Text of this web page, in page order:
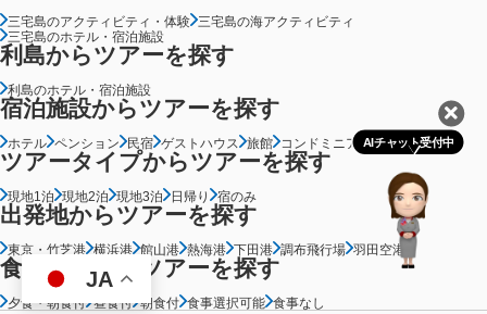
三宅島のアクティビティ・体験 三宅島の海アクティビティ
三宅島のホテル・宿泊施設
利島からツアーを探す
利島のホテル・宿泊施設
宿泊施設からツアーを探す
ホテル ペンション 民宿 ゲストハウス 旅館 コンドミニアム グランピング
ツアータイプからツアーを探す
現地1泊 現地2泊 現地3泊 日帰り 宿のみ
出発地からツアーを探す
東京・竹芝港 横浜港 館山港 熱海港 下田港 調布飛行場 羽田空港
食事条件からツアーを探す
夕食・朝食付 昼食付 朝食付 食事選択可能 食事なし
JA
AIチャット受付中